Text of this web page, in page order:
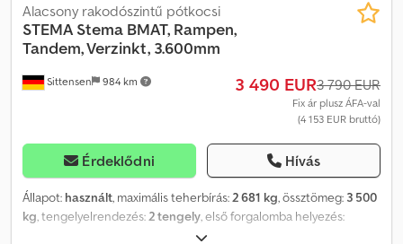
Sittensen 984 km
Alacsony rakodószintű pótkocsi
STEMA Stema BMAT, Rampen,
Tandem, Verzinkt, 3.600mm
3 490 EUR3 790 EUR
Fix ár plusz ÁFA-val
(4 153 EUR bruttó)
Érdeklődni Hívás
Állapot: használt, maximális teherbírás: 2 681 kg, össztömeg: 3 500
kg , tengelyelrendezés: 2 tengely , első forgalomba helyezés:
3 600 mm, rakodótér szélesség: